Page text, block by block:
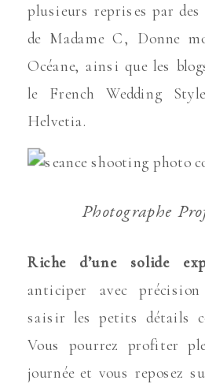
plusieurs reprises par des
de Madame C, Donne
Océane, ainsi que les
le French Wedding
Helvetia.
Photographe
Riche d’une solide
anticiper avec
saisir les petits détails
Vous pourrez profiter
journée et vous reposez